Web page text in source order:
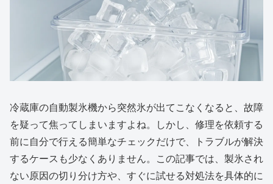
冷蔵庫の自動製氷機から突然氷が出てこなくなると、故障
を疑って焦ってしまいますよね。しかし、修理を依頼する
前に自分で行える簡単なチェックだけで、トラブルが解決
するケースも少なくありません。この記事では、製氷され
ない原因の切り分け方や、すぐに試せる対処法を具体的に